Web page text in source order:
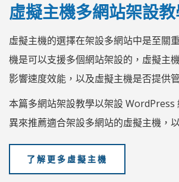
虛擬主機多網站架設
虛擬主機的選擇在架設多網站中是至關
機是可以支援多個網站架設的，虛擬主
影響速度效能，以及虛擬主機是否提供
本篇多網站架設教學以架設
異來推薦適合架設多網站的虛擬主機，
了解更多虛擬主機